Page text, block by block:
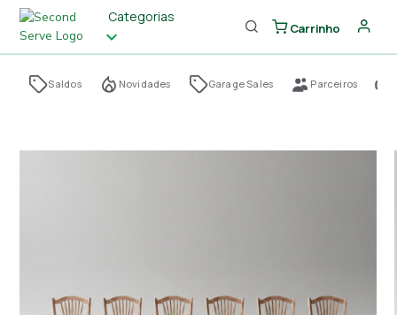
Categorias
Carrinho
Saldos Novidades Garage Sales Parceiros